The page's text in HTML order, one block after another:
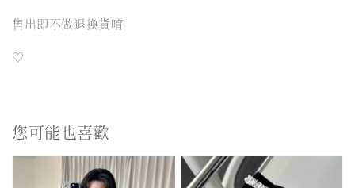
售出即不做退換貨唷
♡
您可能也喜歡